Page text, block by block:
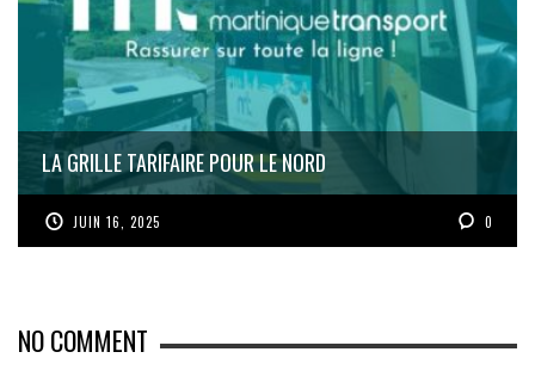
LA GRILLE TARIFAIRE POUR LE NORD
JUIN 16, 2025 0
NO COMMENT